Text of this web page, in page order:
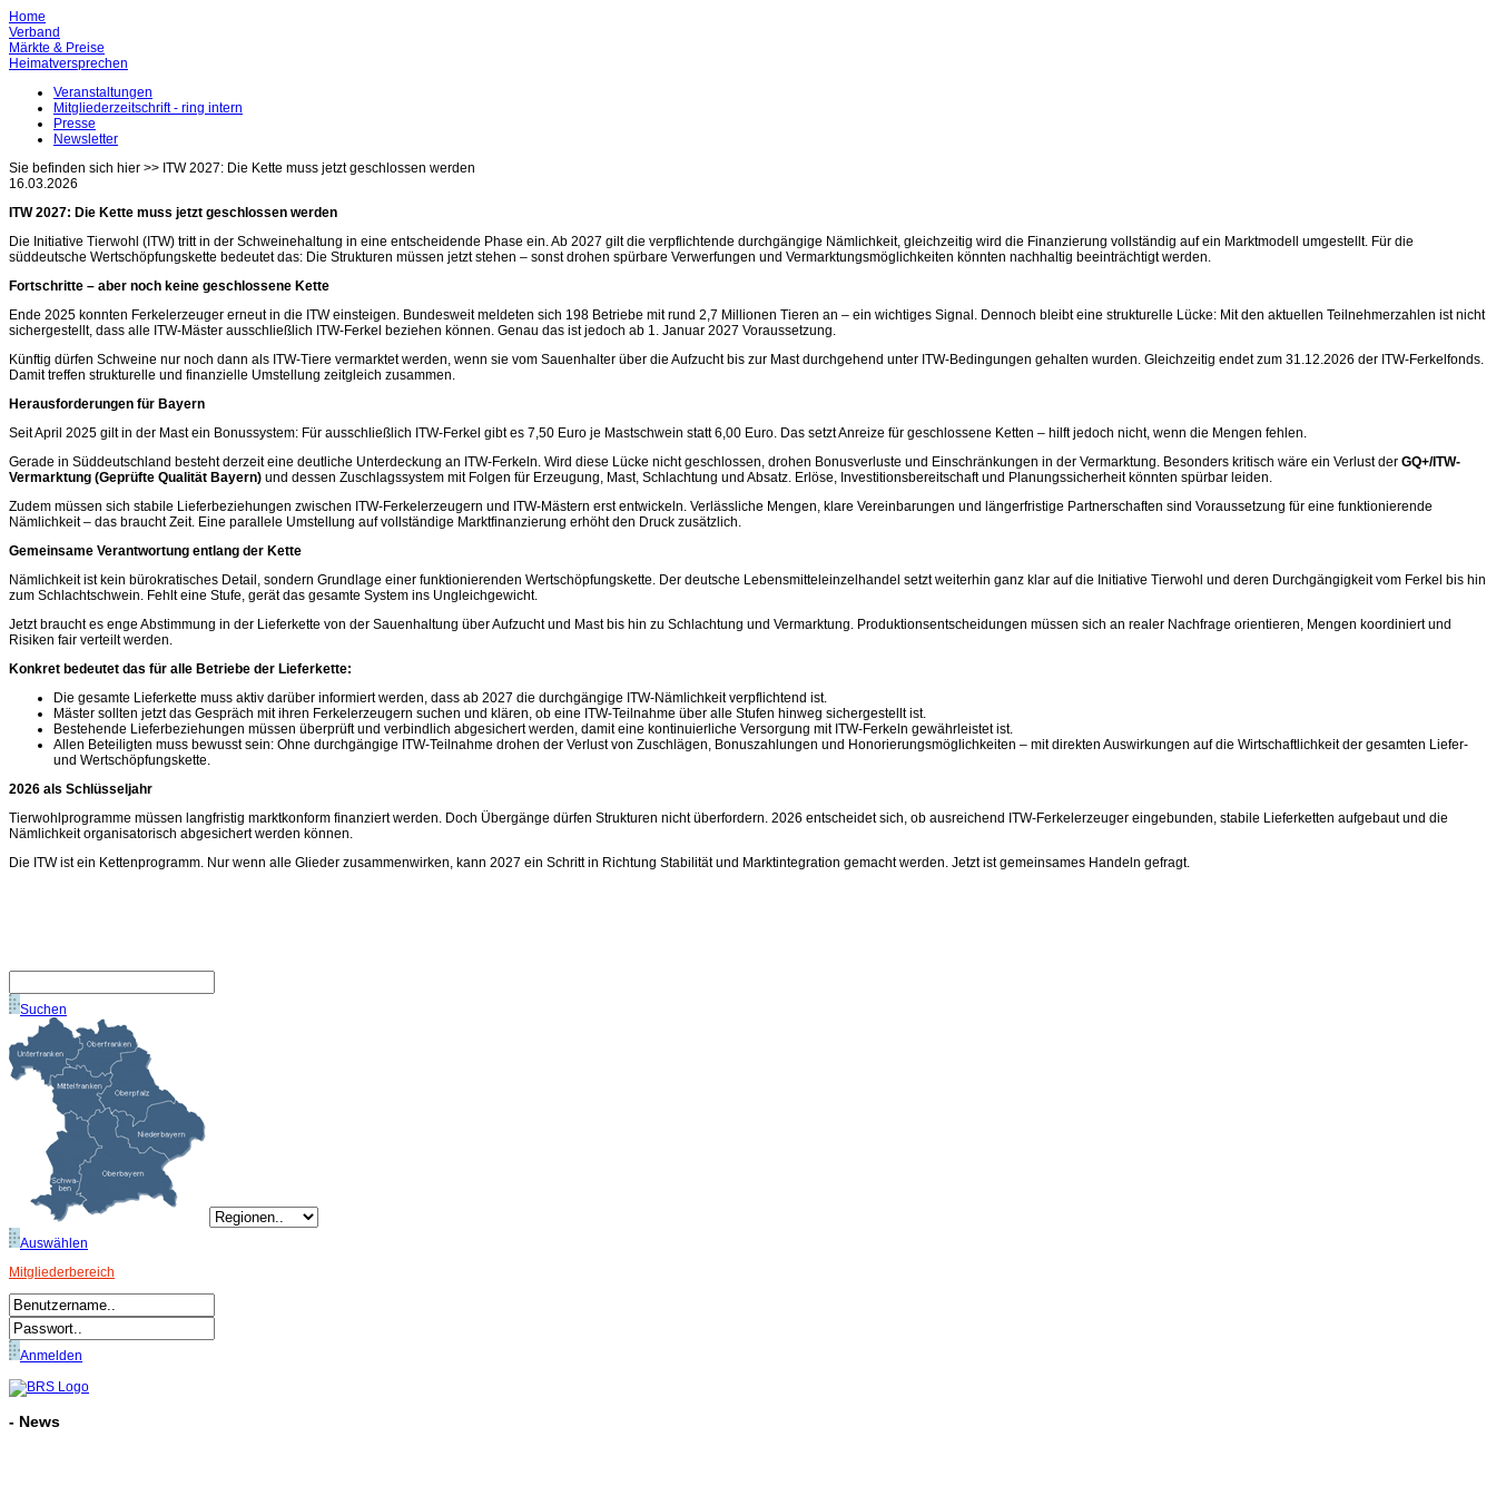
Home
Verband
Märkte & Preise
Heimatversprechen
Veranstaltungen
Mitgliederzeitschrift - ring intern
Presse
Newsletter
Sie befinden sich hier >> ITW 2027: Die Kette muss jetzt geschlossen werden
16.03.2026
ITW 2027: Die Kette muss jetzt geschlossen werden
Die Initiative Tierwohl (ITW) tritt in der Schweinehaltung in eine entscheidende Phase ein. Ab 2027 gilt die verpflichtende durchgängige Nämlichkeit, gleichzeitig wird die Finanzierung vollständig auf ein Marktmodell umgestellt. Für die
süddeutsche Wertschöpfungskette bedeutet das: Die Strukturen müssen jetzt stehen – sonst drohen spürbare Verwerfungen und Vermarktungsmöglichkeiten könnten nachhaltig beeinträchtigt werden.
Fortschritte – aber noch keine geschlossene Kette
Ende 2025 konnten Ferkelerzeuger erneut in die ITW einsteigen. Bundesweit meldeten sich 198 Betriebe mit rund 2,7 Millionen Tieren an – ein wichtiges Signal. Dennoch bleibt eine strukturelle Lücke: Mit den aktuellen Teilnehmerzahlen ist nicht
sichergestellt, dass alle ITW-Mäster ausschließlich ITW-Ferkel beziehen können. Genau das ist jedoch ab 1. Januar 2027 Voraussetzung.
Künftig dürfen Schweine nur noch dann als ITW-Tiere vermarktet werden, wenn sie vom Sauenhalter über die Aufzucht bis zur Mast durchgehend unter ITW-Bedingungen gehalten wurden. Gleichzeitig endet zum 31.12.2026 der ITW-Ferkelfonds.
Damit treffen strukturelle und finanzielle Umstellung zeitgleich zusammen.
Herausforderungen für Bayern
Seit April 2025 gilt in der Mast ein Bonussystem: Für ausschließlich ITW-Ferkel gibt es 7,50 Euro je Mastschwein statt 6,00 Euro. Das setzt Anreize für geschlossene Ketten – hilft jedoch nicht, wenn die Mengen fehlen.
Gerade in Süddeutschland besteht derzeit eine deutliche Unterdeckung an ITW-Ferkeln. Wird diese Lücke nicht geschlossen, drohen Bonusverluste und Einschränkungen in der Vermarktung. Besonders kritisch wäre ein Verlust der GQ+/ITW-
Vermarktung (Geprüfte Qualität Bayern) und dessen Zuschlagssystem mit Folgen für Erzeugung, Mast, Schlachtung und Absatz. Erlöse, Investitionsbereitschaft und Planungssicherheit könnten spürbar leiden.
Zudem müssen sich stabile Lieferbeziehungen zwischen ITW-Ferkelerzeugern und ITW-Mästern erst entwickeln. Verlässliche Mengen, klare Vereinbarungen und längerfristige Partnerschaften sind Voraussetzung für eine funktionierende
Nämlichkeit – das braucht Zeit. Eine parallele Umstellung auf vollständige Marktfinanzierung erhöht den Druck zusätzlich.
Gemeinsame Verantwortung entlang der Kette
Nämlichkeit ist kein bürokratisches Detail, sondern Grundlage einer funktionierenden Wertschöpfungskette. Der deutsche Lebensmitteleinzelhandel setzt weiterhin ganz klar auf die Initiative Tierwohl und deren Durchgängigkeit vom Ferkel bis hin
zum Schlachtschwein. Fehlt eine Stufe, gerät das gesamte System ins Ungleichgewicht.
Jetzt braucht es enge Abstimmung in der Lieferkette von der Sauenhaltung über Aufzucht und Mast bis hin zu Schlachtung und Vermarktung. Produktionsentscheidungen müssen sich an realer Nachfrage orientieren, Mengen koordiniert und
Risiken fair verteilt werden.
Konkret bedeutet das für alle Betriebe der Lieferkette:
Die gesamte Lieferkette muss aktiv darüber informiert werden, dass ab 2027 die durchgängige ITW-Nämlichkeit verpflichtend ist.
Mäster sollten jetzt das Gespräch mit ihren Ferkelerzeugern suchen und klären, ob eine ITW-Teilnahme über alle Stufen hinweg sichergestellt ist.
Bestehende Lieferbeziehungen müssen überprüft und verbindlich abgesichert werden, damit eine kontinuierliche Versorgung mit ITW-Ferkeln gewährleistet ist.
Allen Beteiligten muss bewusst sein: Ohne durchgängige ITW-Teilnahme drohen der Verlust von Zuschlägen, Bonuszahlungen und Honorierungsmöglichkeiten – mit direkten Auswirkungen auf die Wirtschaftlichkeit der gesamten Liefer-
und Wertschöpfungskette.
2026 als Schlüsseljahr
Tierwohlprogramme müssen langfristig marktkonform finanziert werden. Doch Übergänge dürfen Strukturen nicht überfordern. 2026 entscheidet sich, ob ausreichend ITW-Ferkelerzeuger eingebunden, stabile Lieferketten aufgebaut und die
Nämlichkeit organisatorisch abgesichert werden können.
Die ITW ist ein Kettenprogramm. Nur wenn alle Glieder zusammenwirken, kann 2027 ein Schritt in Richtung Stabilität und Marktintegration gemacht werden. Jetzt ist gemeinsames Handeln gefragt.
Suchen
Auswählen
Mitgliederbereich
Anmelden
- News